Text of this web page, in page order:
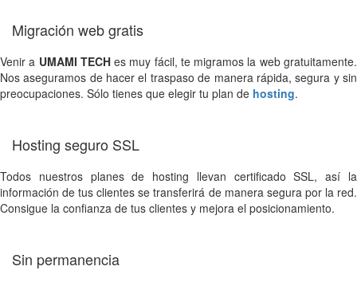
Migración web gratis
Venir a UMAMI TECHes muy fácil, te migramos la web gratuitamente.
Nos aseguramos de hacer el traspaso de manera rápida, segura y sin
preocupaciones. Sólo tienes que elegir tu plan de hosting.
Hosting seguro SSL
Todos nuestros planes de hosting llevan certificado SSL, así la
información de tus clientes se transferirá de manera segura por la red.
Consigue la confianza de tus clientes y mejora el posicionamiento.
Sin permanencia